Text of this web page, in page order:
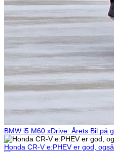
BMW i5 M60 xDrive: Årets Bil på
Honda CR-V e:PHEV er god,